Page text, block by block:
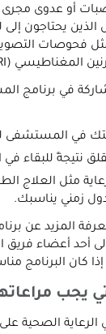
أو عدوى
يحتاجون إلى
مثل فحوصات
في برنامج
في المستشفى
نتيجةً للبقاء في
مثل العلاج
زمني يناسبك.
المزيد عن
أحد أعضاء فريق
كان البرنامج
يجب
الصحية على